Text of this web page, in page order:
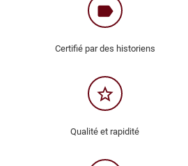
label
Certifié par des historiens
star_border
Qualité et rapidité